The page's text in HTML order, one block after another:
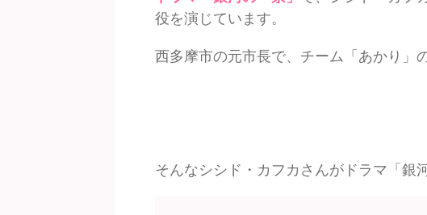
役を演じています。
西多摩市の元市長で、チーム「あかり」
そんなシシド・カフカさんがドラマ「銀